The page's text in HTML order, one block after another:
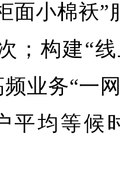
面小棉袄
；构建“
频业务“一
平均等候